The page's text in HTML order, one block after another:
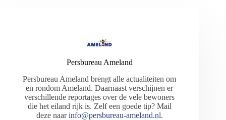
Persbureau Ameland
Persbureau Ameland brengt alle actualiteiten om
en rondom Ameland. Daarnaast verschijnen er
verschillende reportages over de vele bewoners
die het eiland rijk is. Zelf een goede tip? Mail
deze naarinfo@persbureau-ameland.nl.